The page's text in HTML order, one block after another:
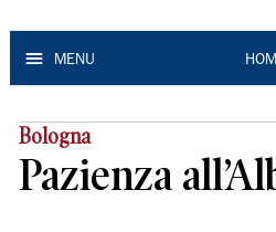
MENU
Bologna
Pazienza